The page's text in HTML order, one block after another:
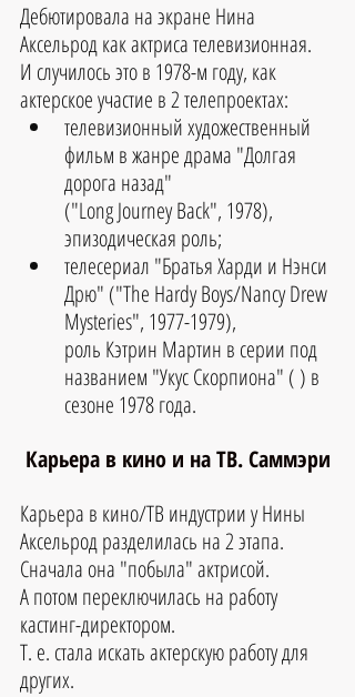
Дебютировала на экране Нина
Аксельрод как актриса телевизионная.
И случилось это в 1978-м году, как
актерское участие в 2 телепроектах:
телевизионный художественный
фильм в жанре драма "Долгая
дорога назад"
("Long Journey Back", 1978),
эпизодическая роль;
телесериал "Братья Харди и Нэнси
Дрю" ("The Hardy Boys/Nancy Drew
Mysteries", 1977-1979),
роль Кэтрин Мартин в серии под
названием "Укус Скорпиона" ( ) в
сезоне 1978 года.
Карьера в кино и на ТВ. Саммэри
Карьера в кино/ТВ индустрии у Нины
Аксельрод разделилась на 2 этапа.
Сначала она "побыла" актрисой.
А потом переключилась на работу
кастинг-директором.
Т. е. стала искать актерскую работу для
других.